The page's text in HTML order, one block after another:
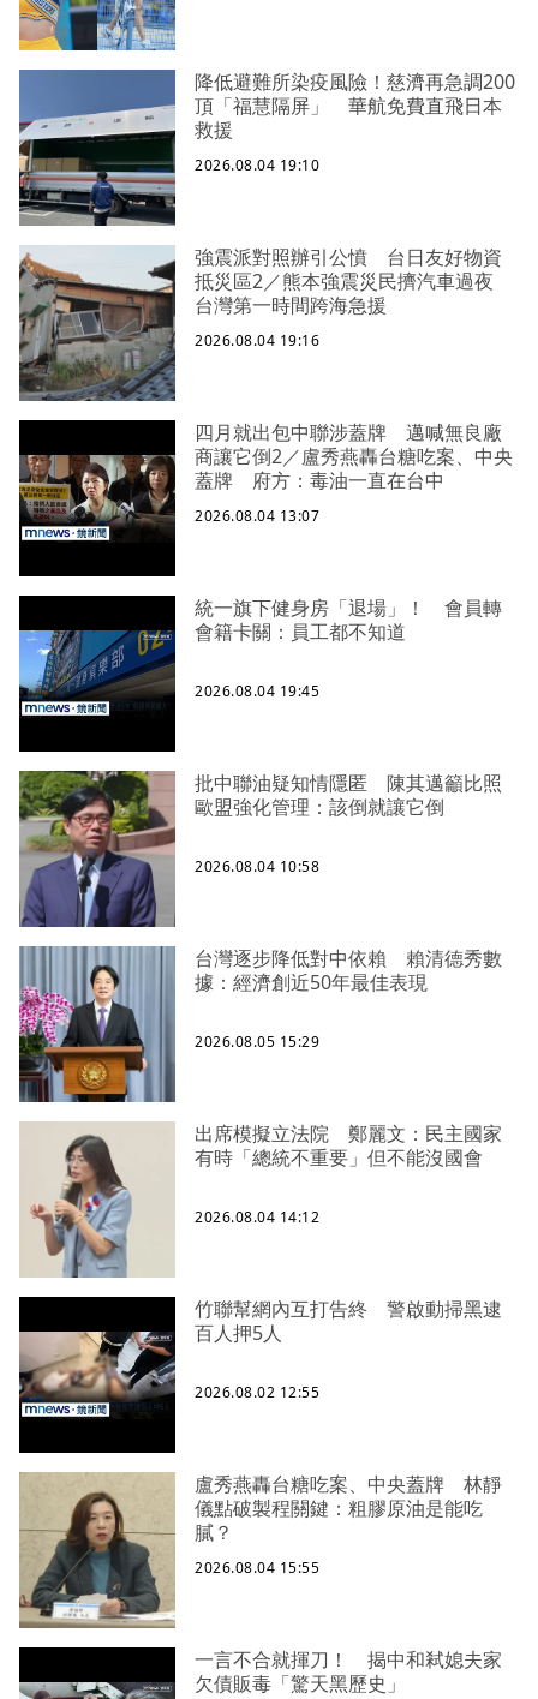
降低避難所染疫風險！慈濟再急調200
頂「福慧隔屏」 華航免費直飛日本
救援
2026.08.04 19:10
強震派對照辦引公憤 台日友好物資
抵災區2／熊本強震災民擠汽車過夜
台灣第一時間跨海急援
2026.08.04 19:16
四月就出包中聯涉蓋牌 邁喊無良廠
商讓它倒2／盧秀燕轟台糖吃案、中央
蓋牌 府方：毒油一直在台中
2026.08.04 13:07
統一旗下健身房「退場」！ 會員轉
會籍卡關：員工都不知道
2026.08.04 19:45
批中聯油疑知情隱匿 陳其邁籲比照
歐盟強化管理：該倒就讓它倒
2026.08.04 10:58
台灣逐步降低對中依賴 賴清德秀數
據：經濟創近50年最佳表現
2026.08.05 15:29
出席模擬立法院 鄭麗文：民主國家
有時「總統不重要」但不能沒國會
2026.08.04 14:12
竹聯幫網內互打告終 警啟動掃黑逮
百人押5人
2026.08.02 12:55
盧秀燕轟台糖吃案、中央蓋牌 林靜
儀點破製程關鍵：粗膠原油是能吃
膩？
2026.08.04 15:55
一言不合就揮刀！ 揭中和弒媳夫家
欠債販毒「驚天黑歷史」